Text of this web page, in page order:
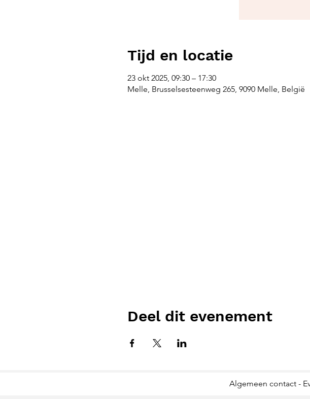
Tijd en locatie
23 okt 2025, 09:30 – 17:30
Melle, Brusselsesteenweg 265, 9090 Melle, België
Deel dit evenement
Algemeen contact -